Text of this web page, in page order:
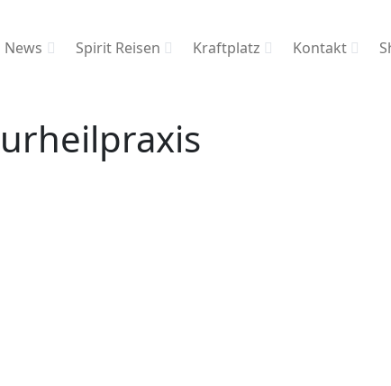
News Spirit Reisen Kraftplatz Kontakt